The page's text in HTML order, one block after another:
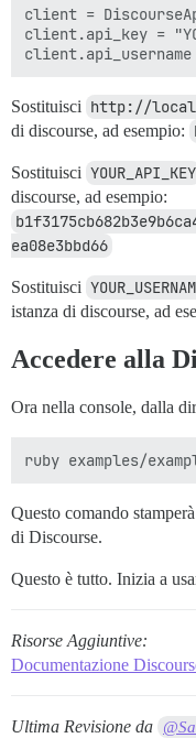
client =
client.api_key =
Sostituisci http://
di discourse, ad esempio:
Sostituisci YOUR_API_KEY
discourse, ad esempio:
ea08e3bbd66
Sostituisci
istanza di discourse, ad
Accedere alla
Ora nella console, dalla
Questo comando
di Discourse.
Questo è tutto. Inizia a
Risorse Aggiuntive:
Documentazione
Ultima Revisione da